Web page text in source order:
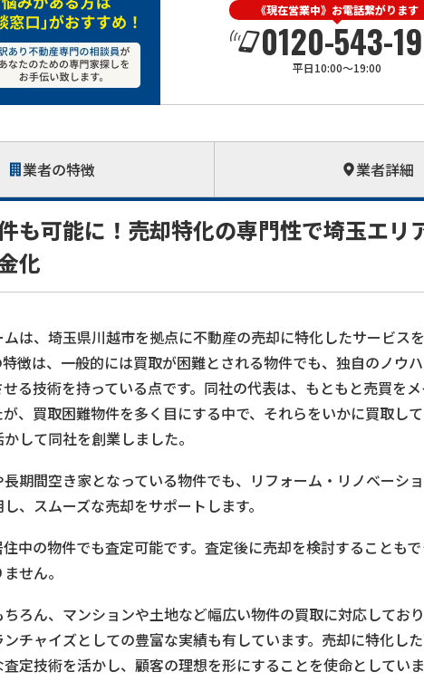
《現在営業中》お電話繋がります
0120-543-
平日10:00～19:00
業者の特徴 業者詳細
も可能に！売却特化の専門性で埼玉エリ
化
は、埼玉県川越市を拠点に不動産の売却に特化したサービス
徴は、一般的には買取が困難とされる物件でも、独自のノウ
る技術を持っている点です。同社の代表は、もともと売買を
、買取困難物件を多く目にする中で、それらをいかに買取し
して同社を創業しました。
期間空き家となっている物件でも、リフォーム・リノベーシ
、スムーズな売却をサポートします。
中の物件でも査定可能です。査定後に売却を検討することも
せん。
ちろん、マンションや土地など幅広い物件の買取に対応してお
チャイズとしての豊富な実績も有しています。売却に特化し
定技術を活かし、顧客の理想を形にすることを使命としていま